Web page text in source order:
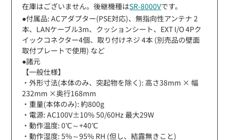
在庫はございません。後継機種はSR-8000Vです。
●付属品: ACアダプター(PSE対応)、無指向性アンテナ 2
本、LANケーブル3m、クッションシート、EXT I/O 4Pク
イックコネクター4個、取り付けネジ 4本 (別売品の壁面
取付プレートで使用) など
●諸元
【一般仕様】
・外形寸法(本体のみ、突起物を除く): 高さ38mm × 幅
232mm ×奥行168mm
・重量(本体のみ): 約800g
・電源: AC100V±10% 50/60Hz 最大29W
・動作温度: 0℃～+40℃
・動作湿度: 5%～95% RH (但し、結露無きこと)